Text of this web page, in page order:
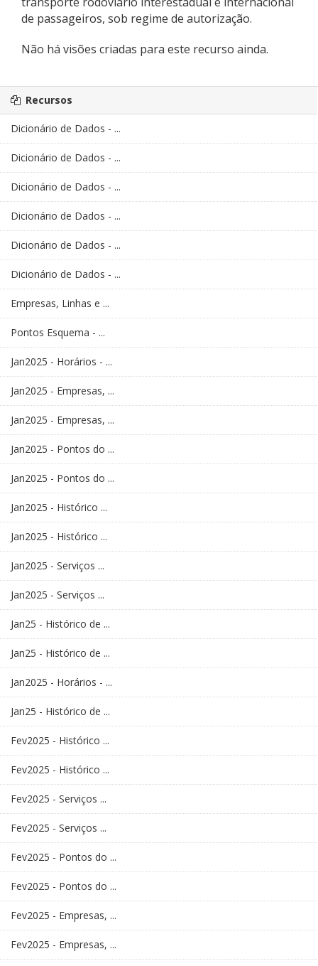
de passageiros, sob regime de autorização.
Não há visões criadas para este recurso ainda.
Recursos
Dicionário de Dados - ...
Dicionário de Dados - ...
Dicionário de Dados - ...
Dicionário de Dados - ...
Dicionário de Dados - ...
Dicionário de Dados - ...
Empresas, Linhas e ...
Pontos Esquema - ...
Jan2025 - Horários - ...
Jan2025 - Empresas, ...
Jan2025 - Empresas, ...
Jan2025 - Pontos do ...
Jan2025 - Pontos do ...
Jan2025 - Histórico ...
Jan2025 - Histórico ...
Jan2025 - Serviços ...
Jan2025 - Serviços ...
Jan25 - Histórico de ...
Jan25 - Histórico de ...
Jan2025 - Horários - ...
Jan25 - Histórico de ...
Fev2025 - Histórico ...
Fev2025 - Histórico ...
Fev2025 - Serviços ...
Fev2025 - Serviços ...
Fev2025 - Pontos do ...
Fev2025 - Pontos do ...
Fev2025 - Empresas, ...
Fev2025 - Empresas, ...